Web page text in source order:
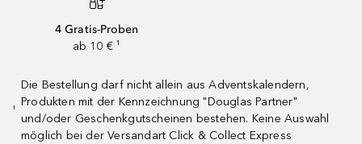
4 Gratis-Proben
ab 10 € ¹
¹
Die Bestellung darf nicht allein aus Adventskalendern,
Produkten mit der Kennzeichnung "Douglas Partner"
und/oder Geschenkgutscheinen bestehen. Keine Auswahl
möglich bei der Versandart Click & Collect Express